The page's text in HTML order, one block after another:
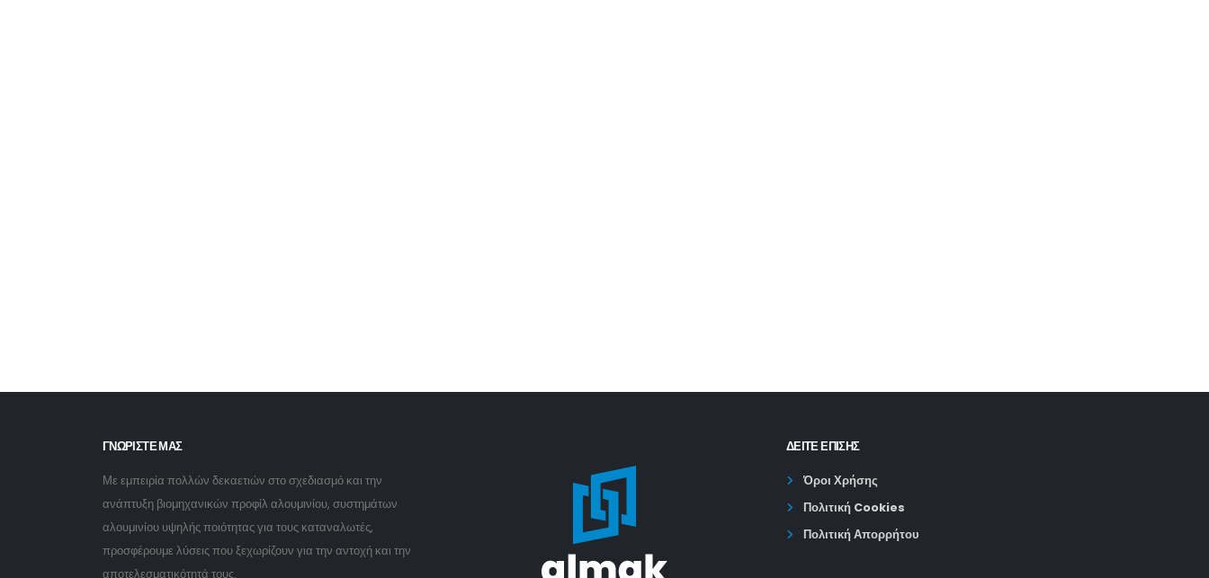
ΓΝΩΡΙΣΤΕ ΜΑΣ
Με εμπειρία πολλών δεκαετιών στο σχεδιασμό και την
ανάπτυξη βιομηχανικών προφίλ αλουμινίου, συστημάτων
αλουμινίου υψηλής ποιότητας για τους καταναλωτές,
προσφέρουμε λύσεις που ξεχωρίζουν για την αντοχή και την
αποτελεσματικότητά τους.
ΔΕΊΤΕ ΕΠΙΣΗΣ
Όροι Χρήσης
Πολιτική Cookies
Πολιτική Απορρήτου